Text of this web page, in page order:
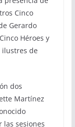
Cinco
Gerardo
Héroes y
ilustres de
dos
Martínez
sesiones